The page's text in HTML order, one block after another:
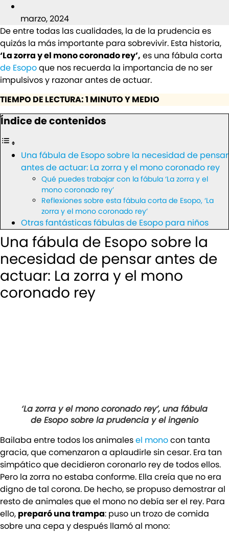
marzo, 2024
De entre todas las cualidades, la de la prudencia es
quizás la más importante para sobrevivir. Esta historia,
‘La zorra y el mono coronado rey’, es una fábula corta
de Esopoque nos recuerda la importancia de no ser
impulsivos y razonar antes de actuar.
TIEMPO DE LECTURA: 1 MINUTO Y MEDIO
Índice de contenidos
Una fábula de Esopo sobre la necesidad de pensar
antes de actuar: La zorra y el mono coronado rey
Qué puedes trabajar con la fábula ‘La zorra y el
mono coronado rey’
Reflexiones sobre esta fábula corta de Esopo, ‘La
zorra y el mono coronado rey’
Otras fantásticas fábulas de Esopo para niños
Una fábula de Esopo sobre la
necesidad de pensar antes de
actuar: La zorra y el mono
coronado rey
‘La zorra y el mono coronado rey’, una fábula
de Esopo sobre la prudencia y el ingenio
Bailaba entre todos los animalesel monocon tanta
gracia, que comenzaron a aplaudirle sin cesar. Era tan
simpático que decidieron coronarlo rey de todos ellos.
Pero la zorra no estaba conforme. Ella creía que no era
digno de tal corona. De hecho, se propuso demostrar al
resto de animales que el mono no debía ser el rey. Para
ello, preparó una trampa: puso un trozo de comida
sobre una cepa y después llamó al mono: